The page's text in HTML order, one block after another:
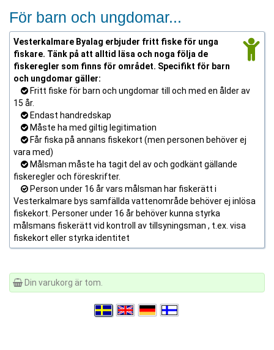
För barn och ungdomar...
Vesterkalmare Byalag erbjuder fritt fiske för unga
fiskare. Tänk på att alltid läsa och noga följa de
fiskeregler som finns för området. Specifikt för barn
och ungdomar gäller:
Fritt fiske för barn och ungdomar till och med en ålder av
15 år.
Endast handredskap
Måste ha med giltig legitimation
Får fiska på annans fiskekort (men personen behöver ej
vara med)
Målsman måste ha tagit del av och godkänt gällande
fiskeregler och föreskrifter.
Person under 16 år vars målsman har fiskerätt i
Vesterkalmare bys samfällda vattenområde behöver ej inlösa
fiskekort. Personer under 16 år behöver kunna styrka
målsmans fiskerätt vid kontroll av tillsyningsman , t.ex. visa
fiskekort eller styrka identitet
Din varukorg är tom.